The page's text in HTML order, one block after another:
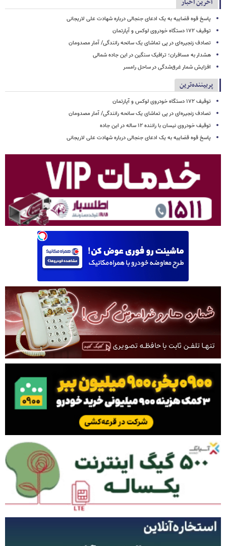
پاسخ قوه قضاییه به یک ادعای جنجالی درباره شهادت علی لاریجانی
توقیف ۱۷۲ دستگاه خودروی لوکس و آپارتمان
تصادف زنجیره‌ای در پی تماشای یک سانحه رانندگی/ آمار مصدومان
هشدار به مسافران؛ ترافیک سنگین در این جاده شمالی
افزایش شمار غرق‌شدگی در ساحل رامسر
پربیننده‌ترین
توقیف ۱۷۲ دستگاه خودروی لوکس و آپارتمان
تصادف زنجیره‌ای در پی تماشای یک سانحه رانندگی/ آمار مصدومان
توقیف خودروی نیسان با راننده ۱۲ ساله در این جاده
پاسخ قوه قضاییه به یک ادعای جنجالی درباره شهادت علی لاریجانی